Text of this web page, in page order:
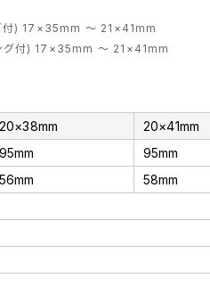
付) 17×35mm ～ 21×41mm
グ付) 17×35mm ～ 21×41mm
20×38mm 20×41mm
95mm 95mm
56mm 58mm